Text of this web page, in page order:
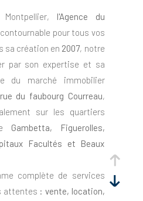
l'Agence du
pour tous vos
sa création en 2007, notre
par son expertise et sa
du marché immobilier
du faubourg Courreau,
sur les quartiers
Gambetta, Figuerolles,
Facultés et Beaux
complète de services
attentes : vente, location,